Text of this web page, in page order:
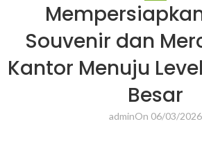
Souvenir dan
Kantor Menuju
Besar
adminOn 06/03/2026